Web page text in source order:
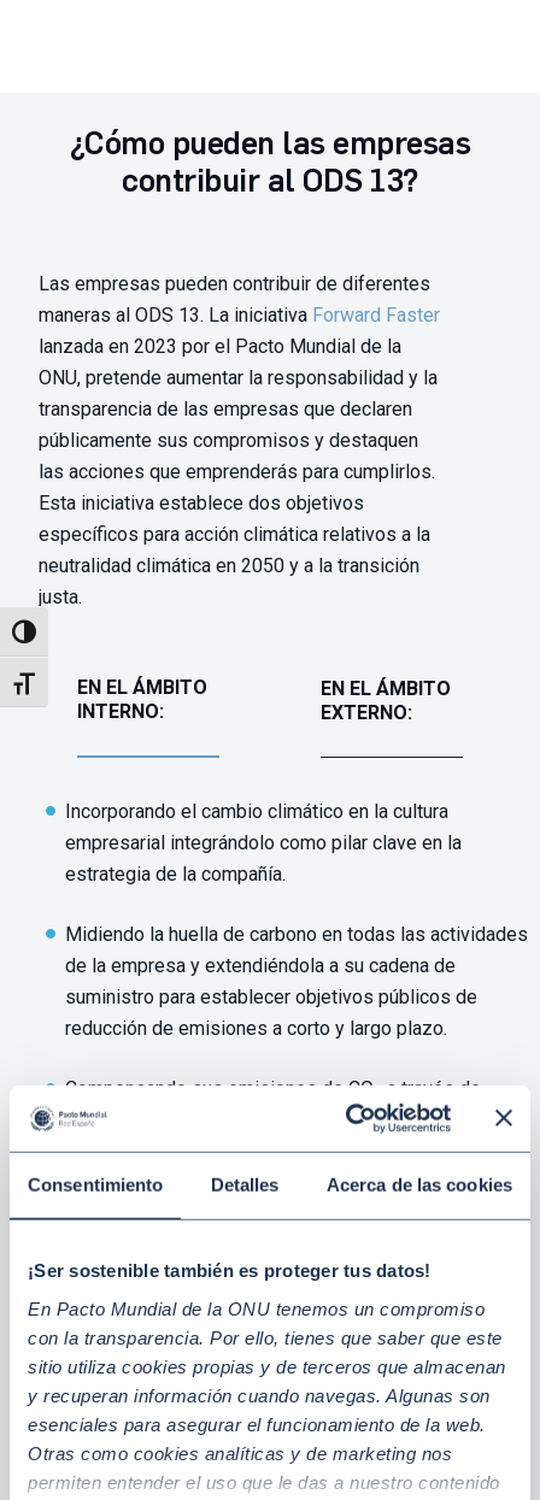
Consentimiento Detalles Acerca de las cookies
¡Ser sostenible también es proteger tus datos!
En Pacto Mundial de la ONU tenemos un compromiso
con la transparencia. Por ello, tienes que saber que este
sitio utiliza cookies propias y de terceros que almacenan
y recuperan información cuando navegas. Algunas son
esenciales para asegurar el funcionamiento de la web.
Otras como cookies analíticas y de marketing nos
permiten entender el uso que le das a nuestro contenido
Alternar alto contraste
Alternar tamaño de letra
¿Cómo pueden las empresas
contribuir al ODS 13?
Las empresas pueden contribuir de diferentes
maneras al ODS 13. La iniciativa Forward Faster
lanzada en 2023 por el Pacto Mundial de la
ONU, pretende aumentar la responsabilidad y la
transparencia de las empresas que declaren
públicamente sus compromisos y destaquen
las acciones que emprenderás para cumplirlos.
Esta iniciativa establece dos objetivos
específicos para acción climática relativos a la
neutralidad climática en 2050 y a la transición
justa.
EN EL ÁMBITO
INTERNO:
Incorporando el cambio climático en la cultura
empresarial integrándolo como pilar clave en la
estrategia de la compañía.
Midiendo la huella de carbono en todas las actividades
de la empresa y extendiéndola a su cadena de
suministro para establecer objetivos públicos de
reducción de emisiones a corto y largo plazo.
Compensando sus emisiones de CO
a través de
proyectos de absorción.
Elaborando políticas y planes de actuación contra el
cambio climático en línea con el Acuerdo de París.
Invirtiendo en adaptación y mitigación climática para
limitar las consecuencias del cambio climático y
obtener beneficios no sólo ambientales sino también
económicos a través de la innovación.
Formando a la plantilla, proveedores y al resto de
grupos de interés en la lucha contra el cambio
climático, para capacitarlos en sus puestos y
EN EL ÁMBITO
EXTERNO: